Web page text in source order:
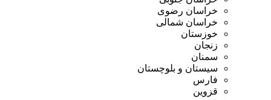
خراسان رضوی
خراسان شمالی
خوزستان
زنجان
سمنان
سیستان و بلوچستان
فارس
قزوین